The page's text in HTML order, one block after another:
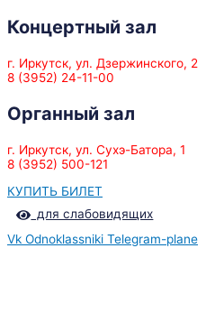
Концертный зал
г. Иркутск, ул. Дзержинского, 2
8 (3952) 24-11-00
Органный зал
г. Иркутск, ул. Сухэ-Батора, 1
8 (3952) 500-121
КУПИТЬ БИЛЕТ
для слабовидящих
Vk Odnoklassniki Telegram-plane